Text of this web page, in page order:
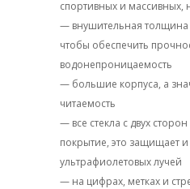
спортивных и массивных,
— внушительная толщина
чтобы обеспечить
водонепроницаемость
— большие корпуса, а
читаемость
— все стекла с двух
покрытие, это защищает
ультрафиолетовых лучей
— на цифрах, метках и